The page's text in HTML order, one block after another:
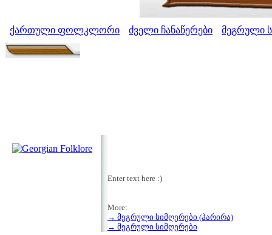
ქართული ფოლკლორი ძველი ჩანაწერები მეგრული
Enter text here :)
More:
→ მეგრული სიმღერები (ჰარირა)
→ მეგრული სიმღერები